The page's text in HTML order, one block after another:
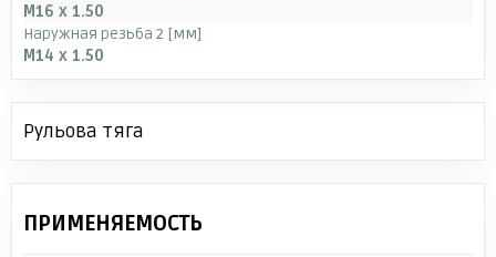
M16 x 1.50
Наружная резьба 2 [мм]
M14 x 1.50
Рульова тяга
ПРИМЕНЯЕМОСТЬ